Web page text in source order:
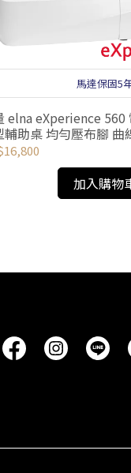
馬達保固5
elna eXperience 560
輔助桌 均勻壓布腳 曲
加入購物